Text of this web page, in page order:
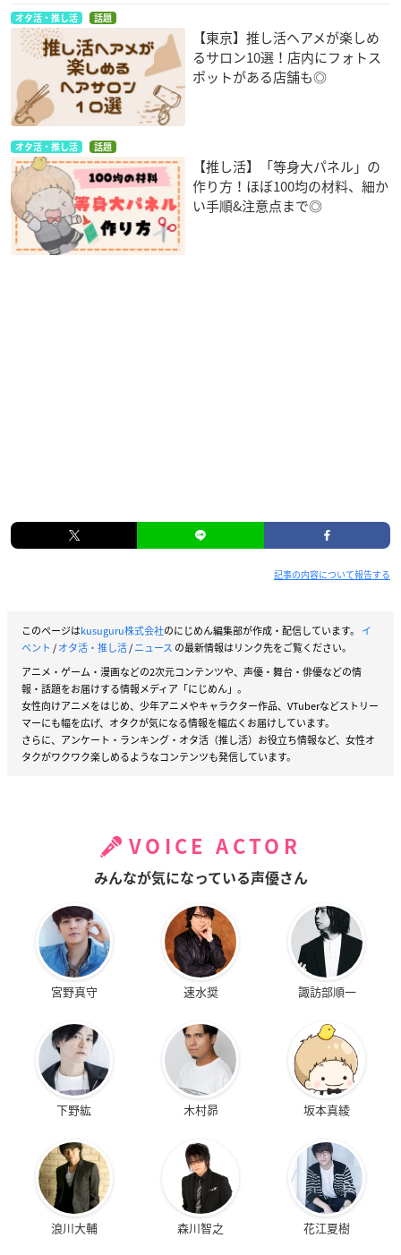
オタ活・推し活 話題
【東京】推し活ヘアメが楽しめ
るサロン10選！店内にフォトス
ポットがある店舗も◎
オタ活・推し活 話題
【推し活】「等身大パネル」の
作り方！ほぼ100均の材料、細か
い手順&注意点まで◎
記事の内容について報告する
このページはkusuguru株式会社のにじめん編集部が作成・配信しています。 イ
ベント /オタ活・推し活/ニュース の最新情報はリンク先をご覧ください。
アニメ・ゲーム・漫画などの2次元コンテンツや、声優・舞台・俳優などの情
報・話題をお届けする情報メディア「にじめん」。
女性向けアニメをはじめ、少年アニメやキャラクター作品、VTuberなどストリー
マーにも幅を広げ、オタクが気になる情報を幅広くお届けしています。
さらに、アンケート・ランキング・オタ活（推し活）お役立ち情報など、女性オ
タクがワクワク楽しめるようなコンテンツも発信しています。
VOICE ACTOR
みんなが気になっている声優さん
宮野真守 速水奨 諏訪部順一
下野紘 木村昴 坂本真綾
浪川大輔 森川智之 花江夏樹